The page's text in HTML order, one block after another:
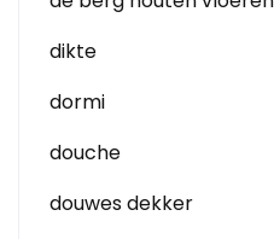
dikte
dormi
douche
douwes dekker